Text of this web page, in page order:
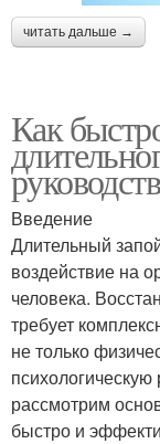
читать дальше →
Как
Введение
Длительный
воздействие на
человека.
требует
не только
рассмотрим
быстро и